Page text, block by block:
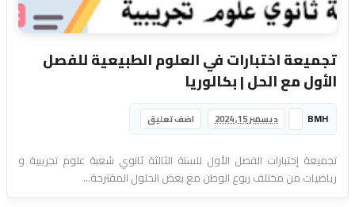
تجميعة اختبارات في العلوم الطبيعية للفصل
الأول مع الحل | بكالوريا
BMH ديسمبر 15, 2024 اضف تعليق
تجميعة إختبارات الفصل الأول للسنة الثالثة ثانوي شعبة علوم تجريبية و
رياضيات من مختلف ربوع الوطن مع بعض الحلول المقترحة...